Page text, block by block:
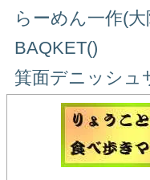
らーめん一作(
BAQKET()
箕面デニッシュ